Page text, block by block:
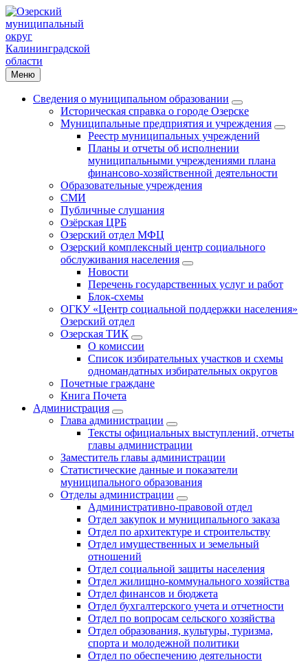
Меню
Сведения о муниципальном образовании
Историческая справка о городе Озерске
Муниципальные предприятия и учреждения
Реестр муниципальных учреждений
Планы и отчеты об исполнении
муниципальными учреждениями плана
финансово-хозяйственной деятельности
Образовательные учреждения
СМИ
Публичные слушания
Озёрская ЦРБ
Озерский отдел МФЦ
Озерский комплексный центр социального
обслуживания населения
Новости
Перечень государственных услуг и работ
Блок-схемы
ОГКУ «Центр социальной поддержки населения»
Озерский отдел
Озерская ТИК
О комиссии
Список избирательных участков и схемы
одномандатных избирательных округов
Почетные граждане
Книга Почета
Администрация
Глава администрации
Тексты официальных выступлений, отчеты
главы администрации
Заместитель главы администрации
Статистические данные и показатели
муниципального образования
Отделы администрации
Административно-правовой отдел
Отдел закупок и муниципального заказа
Отдел по архитектуре и строительству
Отдел имущественных и земельный
отношений
Отдел социальной защиты населения
Отдел жилищно-коммунального хозяйства
Отдел финансов и бюджета
Отдел бухгалтерского учета и отчетности
Отдел по вопросам сельского хозяйства
Отдел образования, культуры, туризма,
спорта и молодежной политики
Отдел по обеспечению деятельности